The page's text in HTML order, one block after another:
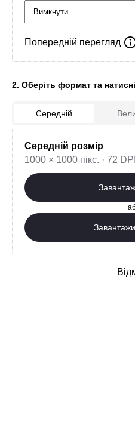
0
Попередній перегляд
2. Оберіть формат та
Середній
Середній розмір
1000 × 1000 пікс. · 72 DPI